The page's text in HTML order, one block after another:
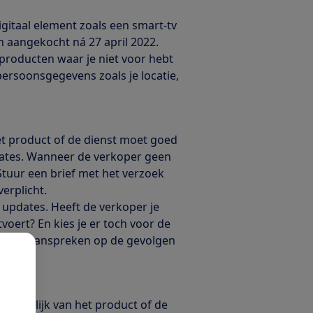
element zoals een smart-tv
ná 27 april 2022.
waar je niet voor hebt
zoals je locatie,
product of de dienst moet goed
Wanneer de verkoper geen
een brief met het verzoek
Heeft de verkoper je
En kies je er toch voor de
aanspreken op de gevolgen
van het product of de